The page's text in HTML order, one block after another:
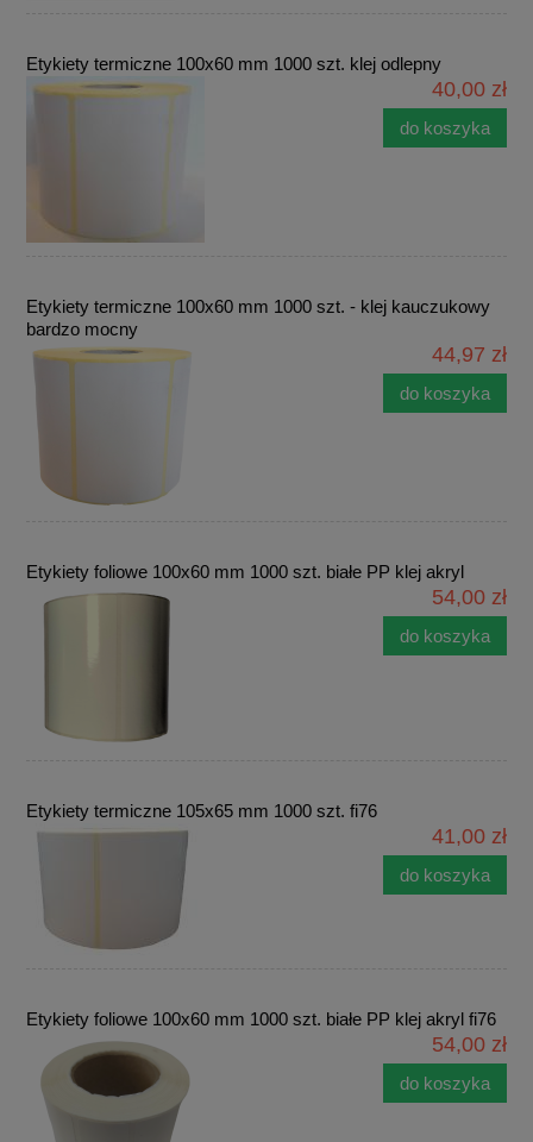
Etykiety termiczne 100x60 mm 1000 szt. klej odlepny
40,00 zł
do koszyka
Etykiety termiczne 100x60 mm 1000 szt. - klej kauczukowy
bardzo mocny
44,97 zł
do koszyka
Etykiety foliowe 100x60 mm 1000 szt. białe PP klej akryl
54,00 zł
do koszyka
Etykiety termiczne 105x65 mm 1000 szt. fi76
41,00 zł
do koszyka
Etykiety foliowe 100x60 mm 1000 szt. białe PP klej akryl fi76
54,00 zł
do koszyka